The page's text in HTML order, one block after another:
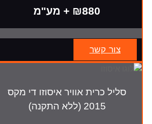
₪880 + מע"מ
צור קשר
סליל כרית אוויר איסוזו די מקס
2015 (ללא התקנה)